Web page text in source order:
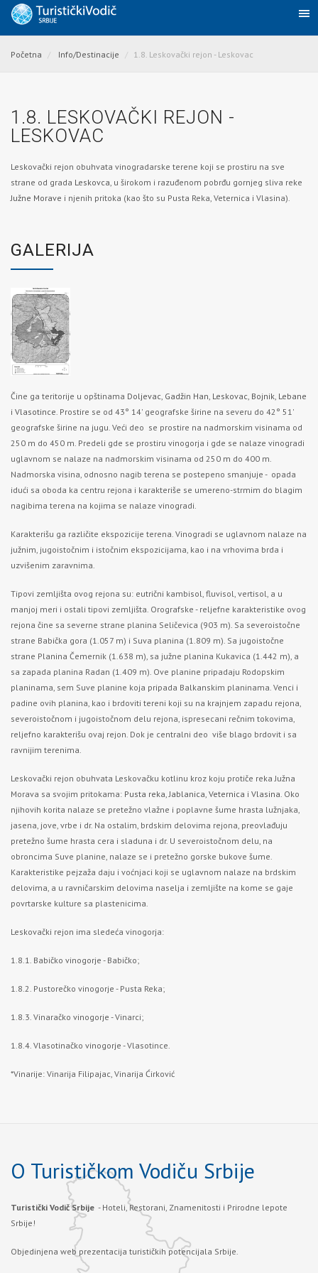
Početna Info/Destinacije 1.8. Leskovački rejon - Leskovac
1.8. LESKOVAČKI REJON -
LESKOVAC
Leskovački rejon obuhvata vinogradarske terene koji se prostiru na sve
strane od grada Leskovca, u širokom i razuđenom pobrđu gornjeg sliva reke
Južne Morave i njenih pritoka (kao što su Pusta Reka, Veternica i Vlasina).
GALERIJA
Čine ga teritorije u opštinama Doljevac Gadžin Han Leskovac Bojnik Lebane
i Vlasotince . Prostire se od 43° 14' geografske širine na severu do 42° 51'
geografske širine na jugu. Veći deo se prostire na nadmorskim visinama od
250 m do 450 m. Predeli gde se prostiru vinogorja i gde se nalaze vinogradi
uglavnom se nalaze na nadmorskim visinama od 250 m do 400 m.
Nadmorska visina, odnosno nagib terena se postepeno smanjuje - opada
idući sa oboda ka centru rejona i karakteriše se umereno-strmim do blagim
nagibima terena na kojima se nalaze vinogradi.
Karakterišu ga različite ekspozicije terena. Vinogradi se uglavnom nalaze na
južnim, jugoistočnim i istočnim ekspozicijama, kao i na vrhovima brda i
uzvišenim zaravnima.
Tipovi zemljišta ovog rejona su: eutrični kambisol, fluvisol, vertisol, a u
manjoj meri i ostali tipovi zemljišta. Orografske - reljefne karakteristike ovog
rejona čine sa severne strane planina Seličevica (903 m). Sa severoistočne
strane Babička gora (1.057 m) i Suva planina (1.809 m). Sa jugoistočne
strane Planina Čemernik (1.638 m), sa južne planina Kukavica (1.442 m), a
sa zapada planina Radan (1.409 m). Ove planine pripadaju Rodopskim
planinama, sem Suve planine koja pripada Balkanskim planinama. Venci i
padine ovih planina, kao i brdoviti tereni koji su na krajnjem zapadu rejona,
severoistočnom i jugoistočnom delu rejona, ispresecani rečnim tokovima,
reljefno karakterišu ovaj rejon. Dok je centralni deo više blago brdovit i sa
ravnijim terenima.
Leskovački rejon obuhvata Leskovačku kotlinu kroz koju protiče reka Južna
Morava sa svojim pritokama: Pusta reka Jablanica Veternica i Vlasina . Oko
njihovih korita nalaze se pretežno vlažne i poplavne šume hrasta lužnjaka,
jasena, jove, vrbe i dr. Na ostalim, brdskim delovima rejona, preovlađuju
pretežno šume hrasta cera i sladuna i dr. U severoistočnom delu, na
obroncima Suve planine, nalaze se i pretežno gorske bukove šume.
Karakteristike pejzaža daju i voćnjaci koji se uglavnom nalaze na brdskim
delovima, a u ravničarskim delovima naselja i zemljište na kome se gaje
povrtarske kulture sa plastenicima.
Leskovački rejon ima sledeća vinogorja:
1.8.1. Babičko vinogorje - Babičko;
1.8.2. Pustorečko vinogorje - Pusta Reka;
1.8.3. Vinaračko vinogorje - Vinarci;
1.8.4. Vlasotinačko vinogorje - Vlasotince.
*Vinarije: Vinarija Filipajac, Vinarija Ćirković
O Turističkom Vodiču Srbije
Turistički Vodič Srbije - Hoteli, Restorani, Znamenitosti i Prirodne lepote
Srbije!
Objedinjena web prezentacija turističkih potencijala Srbije.